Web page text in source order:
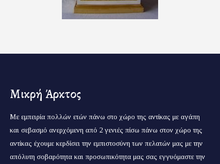
Μικρή Άρκτος
Με εμπειρία πολλών ετών πάνω στο χώρο της αντίκας με αγάπη
και σεβασμό ανερχόμενη από 2 γενιές πίσω πάνω στον χώρο της
αντίκας έχουμε κερδίσει την εμπιστοσύνη των πελατών μας με την
απόλυτη σοβαρότητα και προσωπικότητα μας σας εγγυόμαστε την